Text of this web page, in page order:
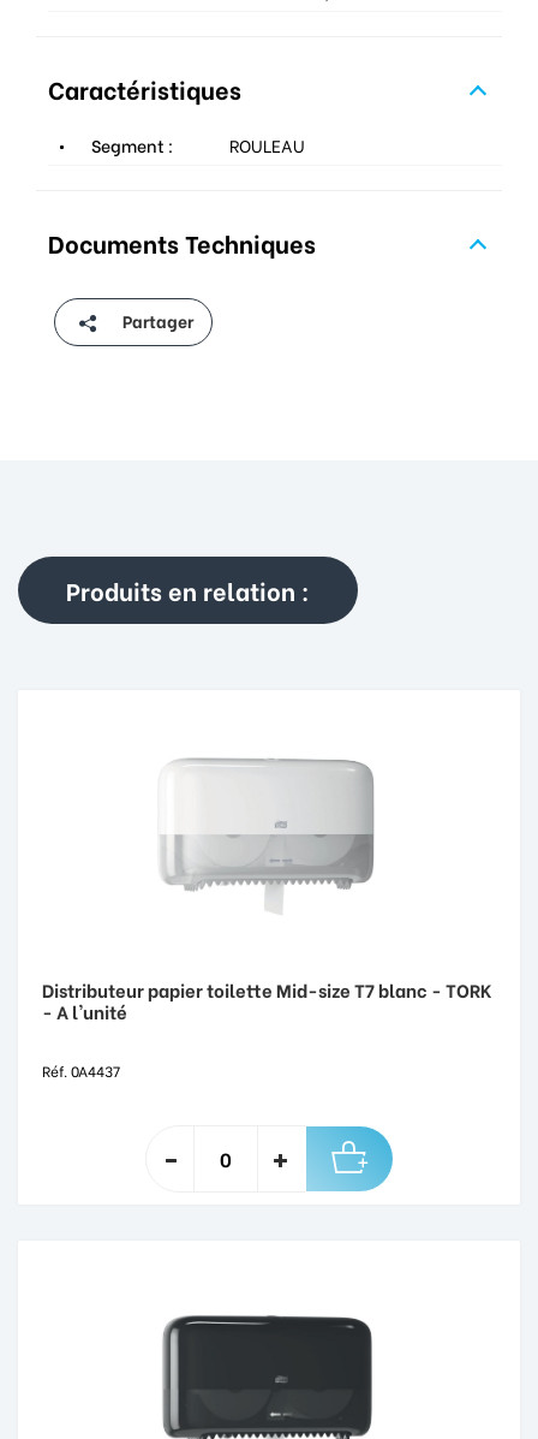
Caractéristiques
Segment : ROULEAU
Documents Techniques
Partager
Produits en relation :
Distributeur papier toilette Mid-size T7 blanc - TORK
- A l'unité
Réf. 0A4437